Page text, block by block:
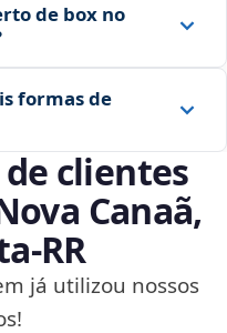
de box no
formas de
clientes
Canaã,
já utilizou nossos